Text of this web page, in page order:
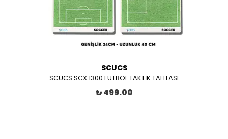
SCUCS
SCUCS SCX 1300 FUTBOL TAKTİK TAHTASI
₺ 499.00